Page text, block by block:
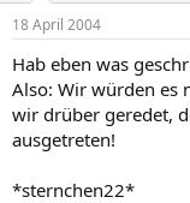
18 April 2004
Hab eben was
Also: Wir würden es
wir drüber geredet,
ausgetreten!
*sternchen22*